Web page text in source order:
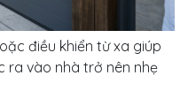
điều khiển từ xa giúp
ra vào nhà trở nên nhẹ